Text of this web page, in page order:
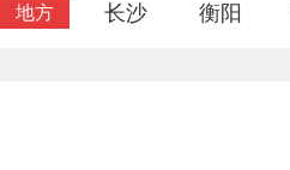
地方 长沙 衡阳